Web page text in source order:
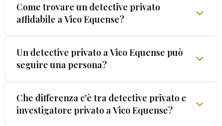
Come trovare un detective privato
affidabile a Vico Equense?
La ricerca di un detective affidabile in un centro
come Vico Equense parte da criteri oggettivi:
attività verificabili e — cruciale — una garanzia
scritta sui metodi. Solo EUROPOL® offre la
Un detective privato a Vico Equense può
seguire una persona?
Sì, un detective privato autorizzato può effettuare
pedinamenti e osservazioni nel rispetto della
Che differenza c'è tra detective privato e
investigatore privato a Vico Equense?